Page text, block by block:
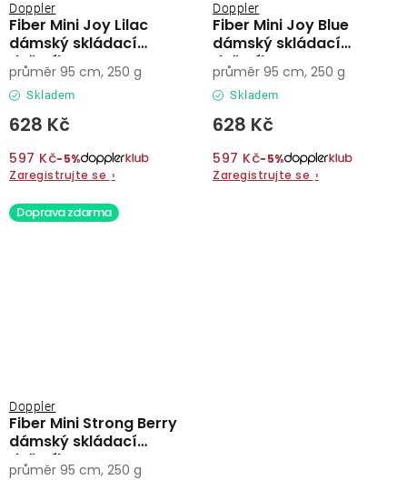
Fiber Mini Joy Lilac
dámský skládací
deštník
Doppler
Skladem
628 Kč
597 Kč−5%
Zaregistrujte se ›
průměr 95 cm, 250 g
Fiber Mini Joy Blue
dámský skládací
deštník
Doppler
Skladem
628 Kč
597 Kč−5%
Zaregistrujte se ›
průměr 95 cm, 250 g
Doprava zdarma
Fiber Mini Strong Berry
dámský skládací
deštník
Doppler
průměr 95 cm, 250 g